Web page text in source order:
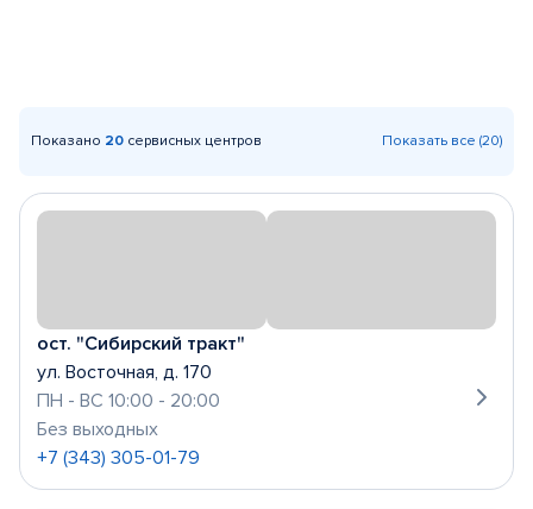
Показано 20 сервисных центров Показать все (20)
ост. "Сибирский тракт"
ул. Восточная, д. 170
ПН - ВС 10:00 - 20:00
Без выходных
+7 (343) 305-01-79